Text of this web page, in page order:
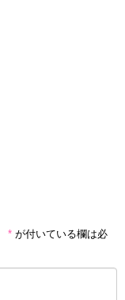
* が付いている欄は必